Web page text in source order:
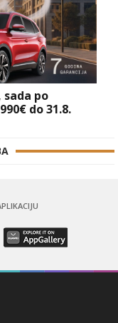
po
do 31.8.